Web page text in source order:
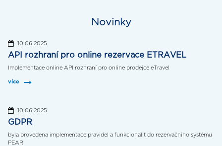
Novinky
10.06.2025
API rozhraní pro online rezervace ETRAVEL
Implementace online API rozhraní pro online prodejce eTravel
více
10.06.2025
GDPR
byla provedena implementace pravidel a funkcionalit do rezervačního systému
PEAR